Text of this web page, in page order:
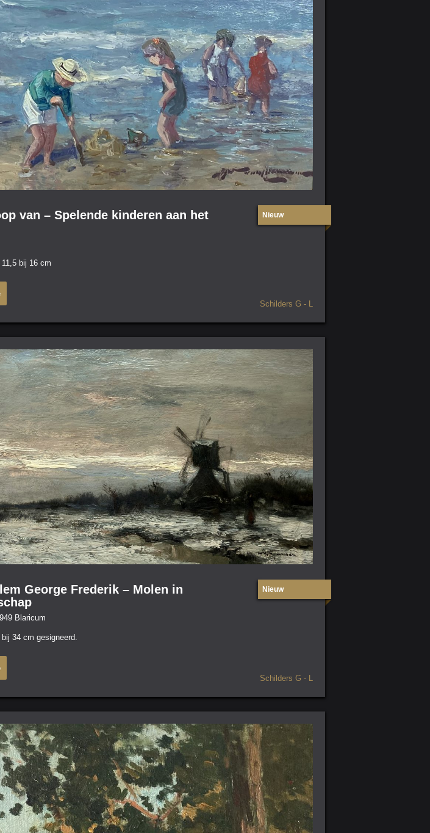
Nieuw
van – Spelende kinderen aan het
bij 16 cm
Schilders G - L
Nieuw
George Frederik – Molen in
Blaricum
34 cm gesigneerd.
Schilders G - L